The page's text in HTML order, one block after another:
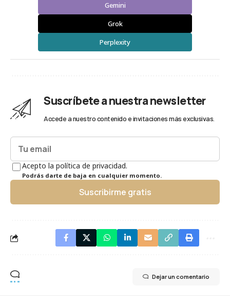
Gemini
Grok
Perplexity
Suscríbete a nuestra newsletter
Accede a nuestro contenido e invitaciones más exclusivas.
Acepto la política de privacidad.
Podrás darte de baja en cualquier momento.
Suscribirme gratis
Dejar un comentario